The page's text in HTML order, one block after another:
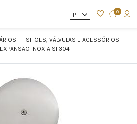
PT 0
SIFÕES, VÁLVULAS E ACESSÓRIOS
EXPANSÃO INOX AISI 304